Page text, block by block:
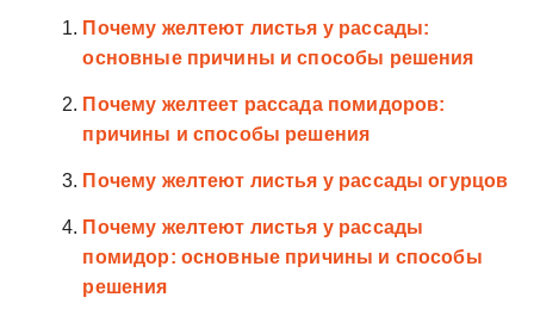
Почему желтеют листья у рассады:
основные причины и способы решения
Почему желтеет рассада помидоров:
причины и способы решения
Почему желтеют листья у рассады огурцов
Почему желтеют листья у рассады
помидор: основные причины и способы
решения